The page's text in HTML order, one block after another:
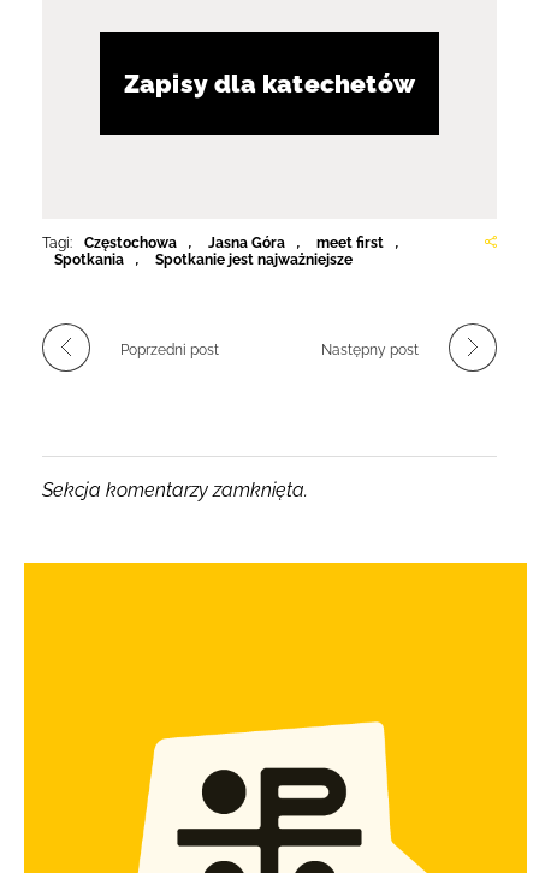
Zapisy dla katechetów
Tagi: Częstochowa , Jasna Góra , meet first
,
Spotkania
, Spotkanie jest najważniejsze
Poprzedni post Następny post
Sekcja komentarzy zamknięta.